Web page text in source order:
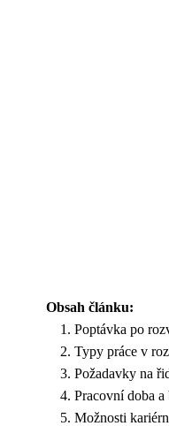
Obsah článku:
Poptávka po
Typy práce v
Požadavky na
Pracovní doba a
Možnosti